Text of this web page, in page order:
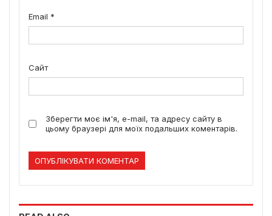
Email *
Сайт
Зберегти моє ім'я, e-mail, та адресу сайту в
цьому браузері для моїх подальших коментарів.